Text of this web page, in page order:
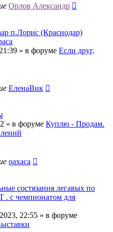
Орлов Александр
п.Лорис (Краснодар)
» в форуме Если друг,
ЕленаВик
» в форуме Куплю - Продам.
oaxaca
состязания легавых по
. с чемпионатом для
22:55 » в форуме